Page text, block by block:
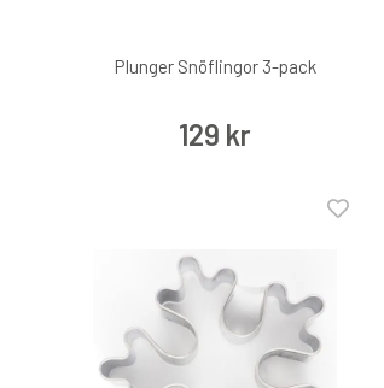
Plunger Snöflingor 3-pack
129 kr